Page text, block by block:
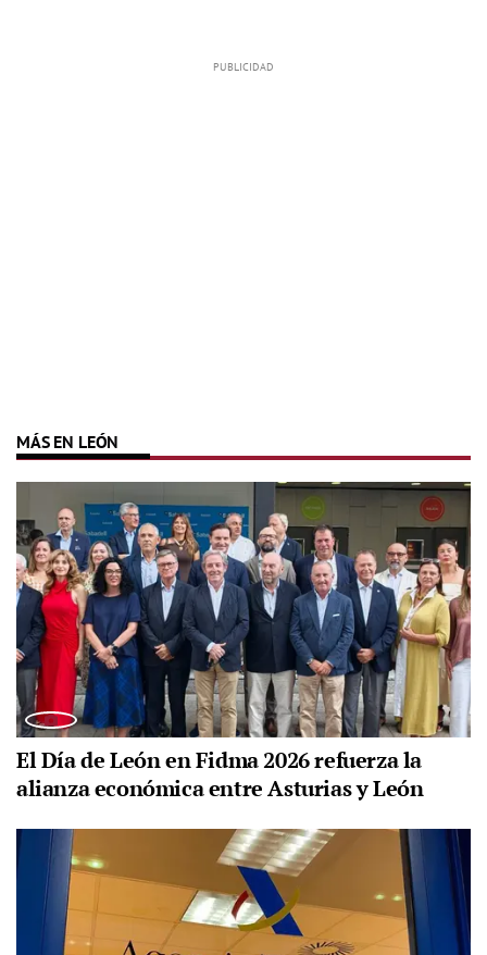
MÁS EN LEÓN
El Día de León en Fidma 2026 refuerza la
alianza económica entre Asturias y León